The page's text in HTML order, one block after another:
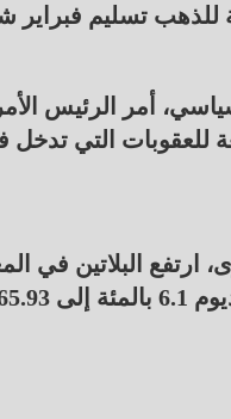
شباط 0.8 بالمئة إلى 4503.70 دولار
أمر الرئيس
التي تدخل